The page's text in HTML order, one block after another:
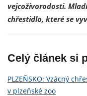
vejcoživorodosti.
chřestidlo, které se
Celý článek si
PLZEŇSKO: Vzácný
v plzeňské zoo